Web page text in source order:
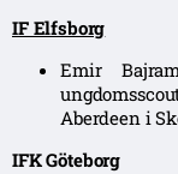
IF Elfsborg
Emir
Aberdeen i
IFK Göteborg